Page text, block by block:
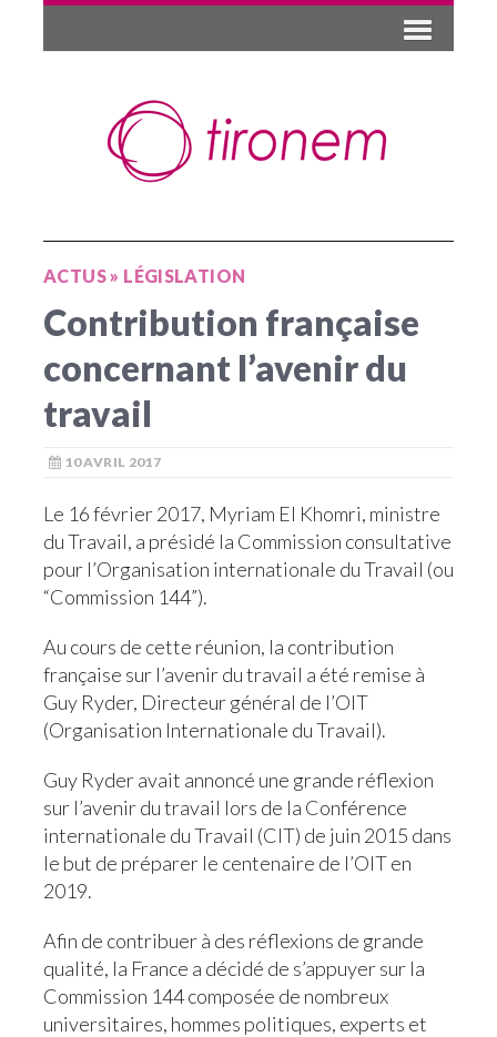
ACTUS» LÉGISLATION
Contribution française
concernant l’avenir du
travail
10 AVRIL 2017
Le 16 février 2017, Myriam El Khomri, ministre
du Travail, a présidé la Commission consultative
pour l’Organisation internationale du Travail (ou
“Commission 144”).
Au cours de cette réunion, la contribution
française sur l’avenir du travail a été remise à
Guy Ryder, Directeur général de l’OIT
(Organisation Internationale du Travail).
Guy Ryder avait annoncé une grande réflexion
sur l’avenir du travail lors de la Conférence
internationale du Travail (CIT) de juin 2015 dans
le but de préparer le centenaire de l’OIT en
2019.
Afin de contribuer à des réflexions de grande
qualité, la France a décidé de s’appuyer sur la
Commission 144 composée de nombreux
universitaires, hommes politiques, experts et